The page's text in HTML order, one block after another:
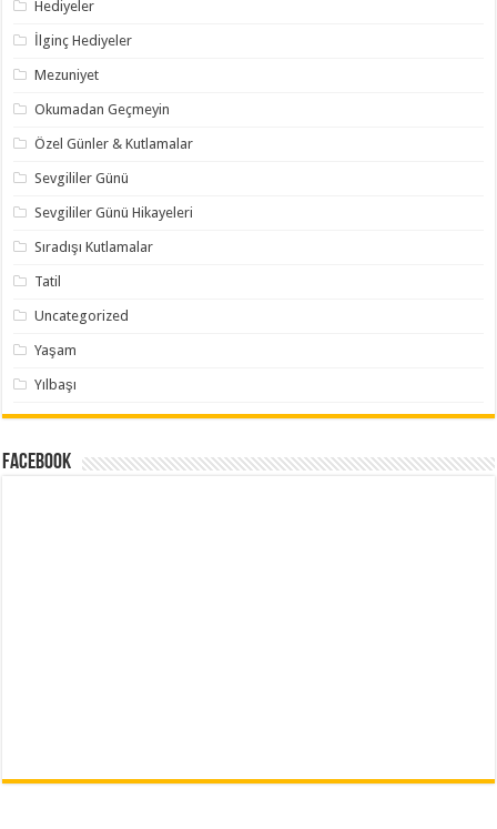
Hediyeler
İlginç Hediyeler
Mezuniyet
Okumadan Geçmeyin
Özel Günler & Kutlamalar
Sevgililer Günü
Sevgililer Günü Hikayeleri
Sıradışı Kutlamalar
Tatil
Uncategorized
Yaşam
Yılbaşı
Facebook